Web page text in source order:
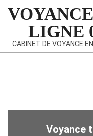
LIGNE
CABINET DE VOYANCE
Voyance